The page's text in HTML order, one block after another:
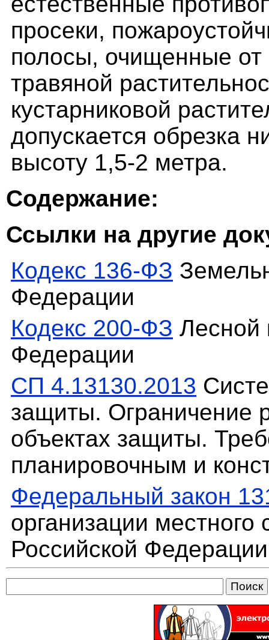
просеки,
полосы, очищенные
травяной
кустарниковой
допускается обрезка
высоту 1,5-2 метра.
Содержание:
Ссылки на другие
Кодекс 136-ФЗ
Федерации
Кодекс 200-ФЗ Лесной
Федерации
СП 4.13130.2013
защиты. Ограничение
объектах защиты.
планировочным и
Федеральный закон
организации
Российской Федерации